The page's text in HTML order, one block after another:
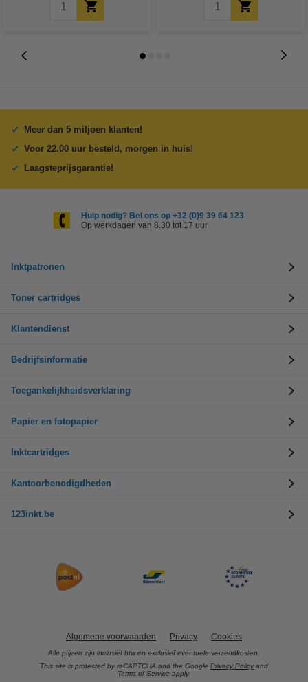
Meer dan 5 miljoen klanten!
Voor 22.00 uur besteld, morgen in huis!
Laagsteprijsgarantie!
Hulp nodig? Bel ons op +32 (0)9 39 64 123
Op werkdagen van 8.30 tot 17 uur
Inktpatronen
Toner cartridges
Klantendienst
Bedrijfsinformatie
Toegankelijkheidsverklaring
Papier en fotopapier
Inktcartridges
Kantoorbenodigdheden
123inkt.be
Algemene voorwaarden Privacy Cookies
Alle prijzen zijn inclusief btw en exclusief eventuele verzendkosten.
This site is protected by reCAPTCHA and the Google Privacy Policy and
Terms of Service apply.